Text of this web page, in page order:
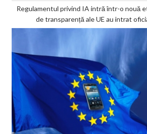
Regulamentul privind IA intră într-o nouă
de transparență ale UE au intrat